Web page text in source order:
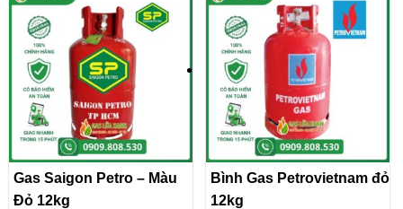
Gas Saigon Petro – Màu
Đỏ 12kg
Bình Gas Petrovietnam đỏ
12kg